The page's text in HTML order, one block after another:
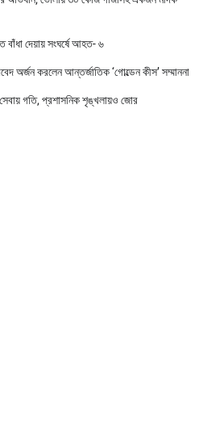
বাঁধা দেয়ায় সংঘর্ষে আহত- ৬
অর্জন করলেন আন্তর্জাতিক ‘গোল্ডেন কীস’ সম্মাননা
গতি, প্রশাসনিক শৃঙ্খলায়ও জোর